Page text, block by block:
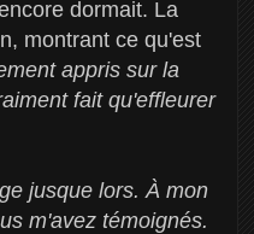
dormait. La
montrant ce qu'est
appris sur la
fait qu'effleurer
jusque lors. À mon
m'avez témoignés.